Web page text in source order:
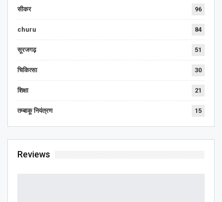
सीकर 96
churu 84
सूरजगढ़ 51
चिकित्सा 30
शिक्षा 21
तम्बाकू नियंत्रण 15
Reviews